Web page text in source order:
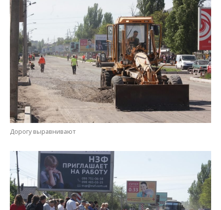
Жителям города нужно быть предельно внимательными –
остановку общественного транспорта временно перенесли